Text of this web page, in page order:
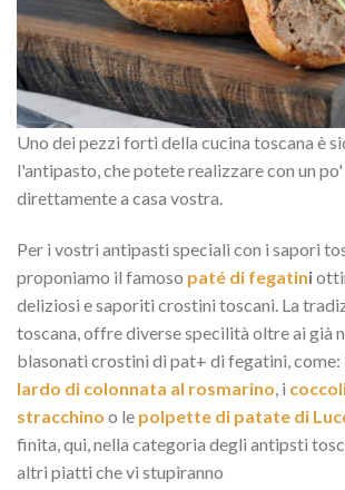
Uno dei pezzi forti della cucina toscana è
l'antipasto, che potete realizzare con un
direttamente a casa vostra.
Per i vostri antipasti speciali con i sapori
proponiamo il famoso paté di fegatini
deliziosi e saporiti crostini toscani. La
toscana, offre diverse specilità oltre ai già
blasonati crostini di pat+ di fegatini, come:
lardo di colonnata al rosmarino, i
stracchino o le polpette di patate di
finita, qui, nella categoria degli antipsti
altri piatti che vi stupiranno